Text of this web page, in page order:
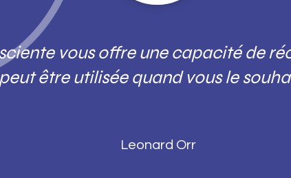
vous offre une capacité de
peut être utilisée quand vous le
Leonard Orr